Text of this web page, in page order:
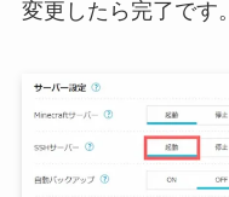
変更したら完了です。